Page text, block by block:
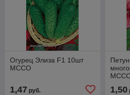
Огурец Элиза F1 10шт
МССО
1,47 руб. 1,50